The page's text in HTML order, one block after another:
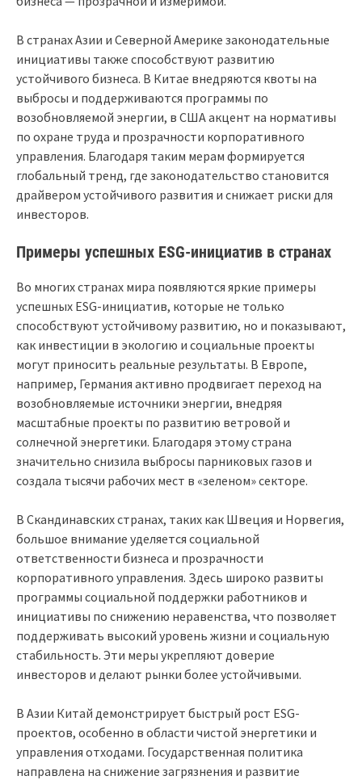
В странах Азии и Северной Америке законодательные
инициативы также способствуют развитию
устойчивого бизнеса. В Китае внедряются квоты на
выбросы и поддерживаются программы по
возобновляемой энергии, в США акцент на нормативы
по охране труда и прозрачности корпоративного
управления. Благодаря таким мерам формируется
глобальный тренд, где законодательство становится
драйвером устойчивого развития и снижает риски для
инвесторов.
Примеры успешных ESG-инициатив в странах
Во многих странах мира появляются яркие примеры
успешных ESG-инициатив, которые не только
способствуют устойчивому развитию, но и показывают,
как инвестиции в экологию и социальные проекты
могут приносить реальные результаты. В Европе,
например, Германия активно продвигает переход на
возобновляемые источники энергии, внедряя
масштабные проекты по развитию ветровой и
солнечной энергетики. Благодаря этому страна
значительно снизила выбросы парниковых газов и
создала тысячи рабочих мест в «зеленом» секторе.
В Скандинавских странах, таких как Швеция и Норвегия,
большое внимание уделяется социальной
ответственности бизнеса и прозрачности
корпоративного управления. Здесь широко развиты
программы социальной поддержки работников и
инициативы по снижению неравенства, что позволяет
поддерживать высокий уровень жизни и социальную
стабильность. Эти меры укрепляют доверие
инвесторов и делают рынки более устойчивыми.
В Азии Китай демонстрирует быстрый рост ESG-
проектов, особенно в области чистой энергетики и
управления отходами. Государственная политика
направлена на снижение загрязнения и развитие